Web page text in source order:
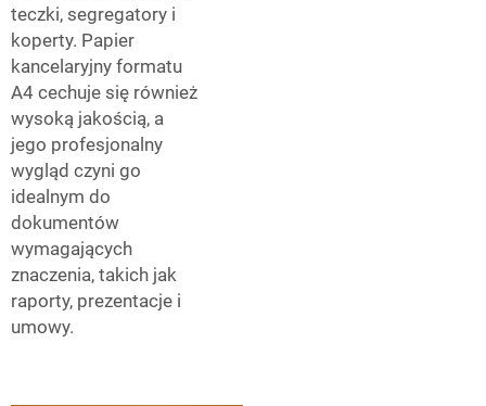
teczki, segregatory i
koperty. Papier
kancelaryjny formatu
A4 cechuje się również
wysoką jakością, a
jego profesjonalny
wygląd czyni go
idealnym do
dokumentów
wymagających
znaczenia, takich jak
raporty, prezentacje i
umowy.